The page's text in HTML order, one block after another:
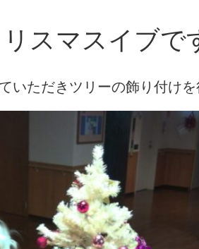
スマスイブで
いただきツリーの飾り付け